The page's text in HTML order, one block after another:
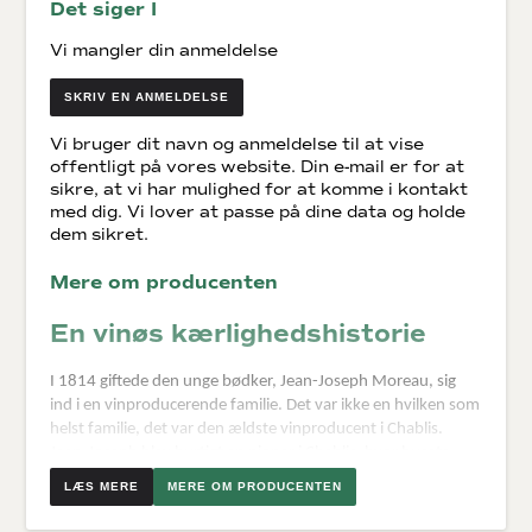
Det siger I
Vi mangler din anmeldelse
SKRIV EN ANMELDELSE
Vi bruger dit navn og anmeldelse til at vise
offentligt på vores website. Din e-mail er for at
sikre, at vi har mulighed for at komme i kontakt
med dig. Vi lover at passe på dine data og holde
dem sikret.
Mere om producenten
En vinøs kærlighedshistorie
I 1814 giftede den unge bødker, Jean-Joseph Moreau, sig
ind i en vinproducerende familie. Det var ikke en hvilken som
helst familie, det var den ældste vinproducent i Chablis.
MERE OM PRODUCENTEN